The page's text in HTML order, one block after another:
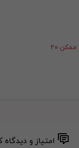
آنچه شما در صفحه ی نمایش خود مشاهده میکنید ممکن ۲۰
امتیاز و دیدگاه